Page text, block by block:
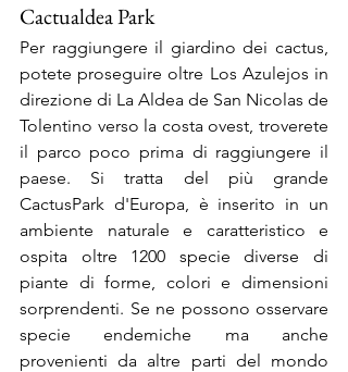
Cactualdea Park
Per raggiungere il giardino dei cactus,
potete proseguire oltre Los Azulejos in
direzione di La Aldea de San Nicolas de
Tolentino verso la costa ovest, troverete
il parco poco prima di raggiungere il
paese. Si tratta del più grande
CactusPark d'Europa, è inserito in un
ambiente naturale e caratteristico e
ospita oltre 1200 specie diverse di
piante di forme, colori e dimensioni
sorprendenti. Se ne possono osservare
specie endemiche ma anche
provenienti da altre parti del mondo